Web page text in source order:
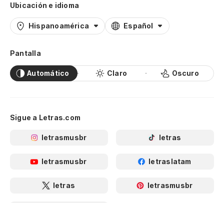
Ubicación e idioma
Hispanoamérica Español
Pantalla
Automático Claro Oscuro
Sigue a Letras.com
letrasmusbr letras
letrasmusbr letraslatam
letras letrasmusbr